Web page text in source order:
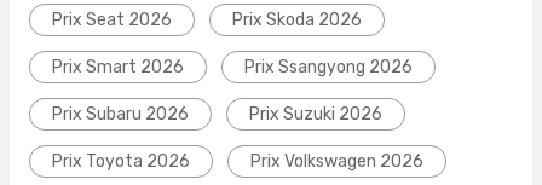
Prix Seat 2026 Prix Skoda 2026
Prix Smart 2026 Prix Ssangyong 2026
Prix Subaru 2026 Prix Suzuki 2026
Prix Toyota 2026 Prix Volkswagen 2026